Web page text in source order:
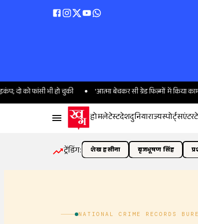
फांसी भी हो चुकी 'आत्मा बेचकर सी ग्रेड फिल्मों में किया काम',
होमलेटेस्टदेशदुनियाराज्यस्पोर्ट्स
ट्रेंडिंग: शेख हसीना बृजभूषण सिंह
NATIONAL CRIME RECORDS